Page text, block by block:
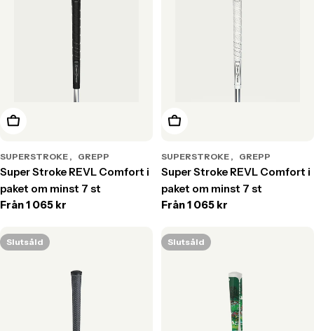
Välj alternativ
SUPERSTROKE GREPP
Super Stroke REVL Comfort i
paket om minst 7 st
Translation
sv.products.product.price.regular_price
Från1 065 kr
Välj alternativ
SUPERSTROKE GREPP
Super Stroke REVL Comfort i
paket om minst 7 st
Translation
Från1 065 kr
Slutsåld Slutsåld